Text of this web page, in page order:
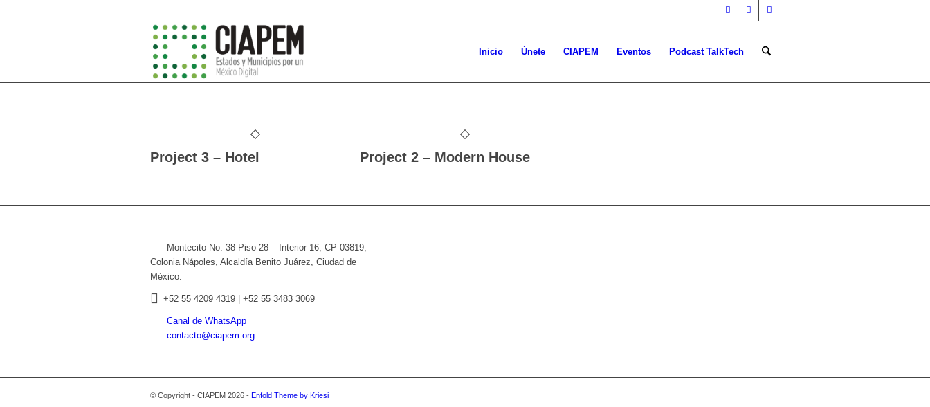
Inicio Únete CIAPEM Eventos Podcast TalkTech
Project 3 – Hotel Project 2 – Modern House
Montecito No. 38 Piso 28 – Interior 16, CP 03819,
Colonia Nápoles, Alcaldía Benito Juárez, Ciudad de
México.
+52 55 4209 4319 | +52 55 3483 3069
Canal de WhatsApp
contacto@ciapem.org
© Copyright - CIAPEM 2026 - Enfold Theme by Kriesi